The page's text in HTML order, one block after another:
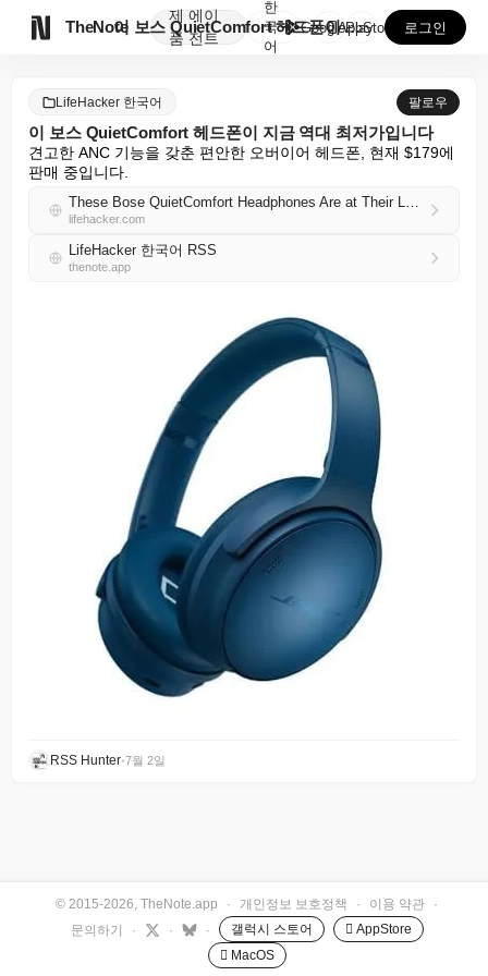
TheNote
제
품
에이
전트
이 보스 QuietComfort 헤드폰이 지금 역대 최...
한
국
어
GooglePlay
AppStore 로그인
LifeHacker 한국어 팔로우
이 보스 QuietComfort 헤드폰이 지금 역대 최저가입니다
견고한 ANC 기능을 갖춘 편안한 오버이어 헤드폰, 현재 $179에
판매 중입니다.
These Bose QuietComfort Headphones Are at Their Lowest Price Ever Right Now
lifehacker.com
LifeHacker 한국어 RSS
thenote.app
RSS Hunter•7월 2일
© 2015-2026, TheNote.app · 개인정보 보호정책 · 이용 약관
·
문의하기
· · · 갤럭시 스토어
 AppStore
 MacOS